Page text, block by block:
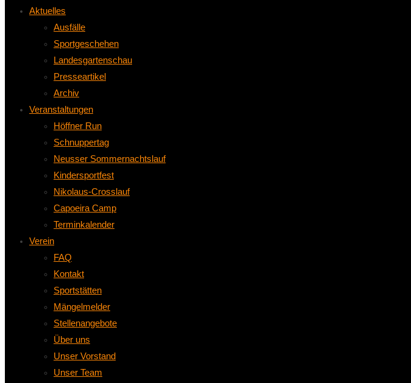
Aktuelles
Ausfälle
Sportgeschehen
Landesgartenschau
Presseartikel
Archiv
Veranstaltungen
Höffner Run
Schnuppertag
Neusser Sommernachtslauf
Kindersportfest
Nikolaus-Crosslauf
Capoeira Camp
Terminkalender
Verein
FAQ
Kontakt
Sportstätten
Mängelmelder
Stellenangebote
Über uns
Unser Vorstand
Unser Team